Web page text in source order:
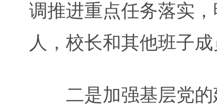
调推进重点任务落实
人，校长和其他班子
二是加强基层党的